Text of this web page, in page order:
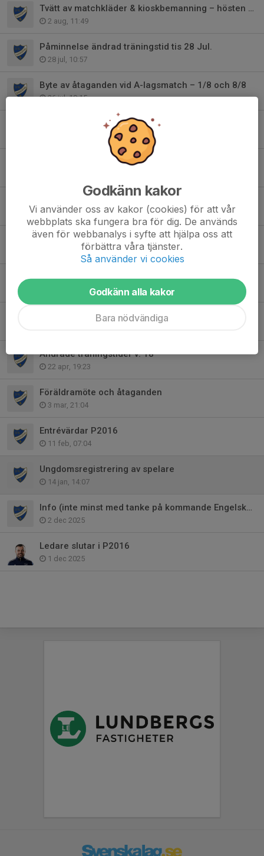
Tvätt av matchkläder & kioskbemanning – hösten 2026
2 aug, 11:49
Påminnelse ändrad träningstid tis 28 Jul.
28 jul, 10:57
Byte av åtaganden vid A-lagsmatch – 1/8 och 8/8
26 jul, 19:15
Entrévärdar – hösten 2026
Ändring av dagens träning till JumpYard
5 jun, 14:56
Tvättning av matchkläder.
29 maj, 18:35
Parkerings info: Totte Nyman Cup 14:e maj
Seriespel, kiosk och domare.
Ändrade träningstider v. 18
22 apr, 19:23
Föräldramöte och åtaganden
3 mar, 21:04
Entrévärdar P2016
11 feb, 07:04
Ungdomsregistrering av spelare
14 jan, 14:07
Info (inte minst med tanke på kommande Engelska ligan)
2 dec 2025
Ledare slutar i P2016
1 dec 2025
Godkänn kakor
Vi använder oss av kakor (cookies) för att vår
webbplats ska fungera bra för dig. De används
även för webbanalys i syfte att hjälpa oss att
förbättra våra tjänster.
Så använder vi cookies
Godkänn alla kakor
Bara nödvändiga